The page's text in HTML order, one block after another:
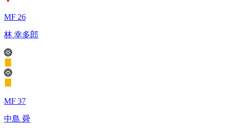
MF 26
林 幸多郎
MF 37
中島 舜